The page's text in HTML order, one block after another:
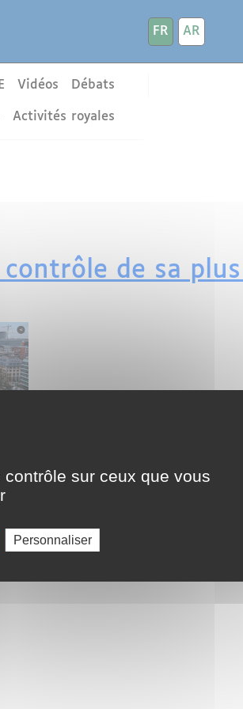
FR
AR
Vidéos Débats
Activités royales
de sa
mosquée du Cinquantenaire
Saoudite, est accusé d'être
Riyad qui assure la gestion et qui
cela entre les deux pays à la fin
sur ceux que vous
Personnaliser